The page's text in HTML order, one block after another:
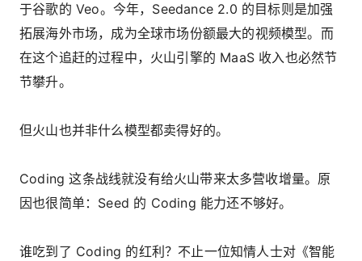
于谷歌的 Veo。今年，Seedance 2.0 的目标则是加强
拓展海外市场，成为全球市场份额最大的视频模型。而
在这个追赶的过程中，火山引擎的 MaaS 收入也必然节
节攀升。
但火山也并非什么模型都卖得好的。
Coding 这条战线就没有给火山带来太多营收增量。原
因也很简单：Seed 的 Coding 能力还不够好。
谁吃到了 Coding 的红利？不止一位知情人士对《智能